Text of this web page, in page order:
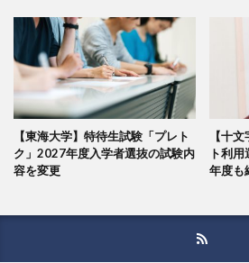
【東海大学】特待生試験「プレト
ク」2027年度入学者選抜の試験内
容を変更
【十
ト利
年度も